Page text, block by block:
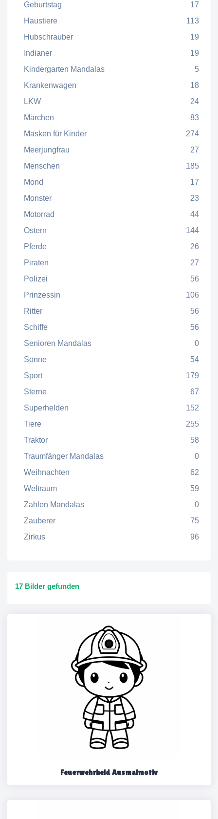
Geburtstag
17
Haustiere
113
Hubschrauber
19
Indianer
19
Kindergarten Mandalas
5
Krankenwagen
18
LKW
24
Märchen
83
Masken für Kinder
274
Meerjungfrau
27
Menschen
185
Mond
17
Monster
23
Motorrad
44
Ostern
144
Pferde
26
Piraten
27
Polizei
56
Prinzessin
106
Ritter
56
Schiffe
56
Senioren Mandalas
0
Sonne
54
Sport
179
Sterne
67
Superhelden
152
Tiere
255
Traktor
58
Traumfänger Mandalas
0
Weihnachten
62
Weltraum
59
Zahlen Mandalas
0
Zauberer
75
Zirkus
96
17 Bilder gefunden
Feuerwehrheld Ausmalmotiv